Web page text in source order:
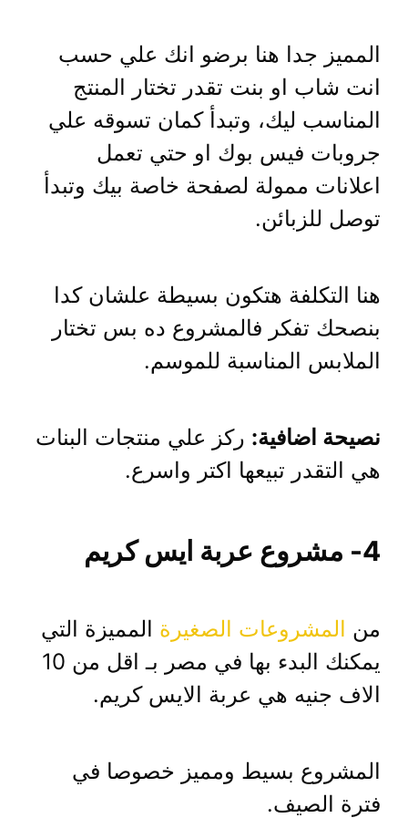
المميز جدا هنا برضو انك علي حسب
انت شاب او بنت تقدر تختار المنتج
المناسب ليك، وتبدأ كمان تسوقه علي
جروبات فيس بوك او حتي تعمل
اعلانات ممولة لصفحة خاصة بيك وتبدأ
توصل للزبائن.
هنا التكلفة هتكون بسيطة علشان كدا
بنصحك تفكر فالمشروع ده بس تختار
الملابس المناسبة للموسم.
نصيحة اضافية: ركز علي منتجات البنات
هي التقدر تبيعها اكتر واسرع.
4- مشروع عربة ايس كريم
من المشروعات الصغيرة المميزة التي
يمكنك البدء بها في مصر بـ اقل من 10
الاف جنيه هي عربة الايس كريم.
المشروع بسيط ومميز خصوصا في
فترة الصيف.